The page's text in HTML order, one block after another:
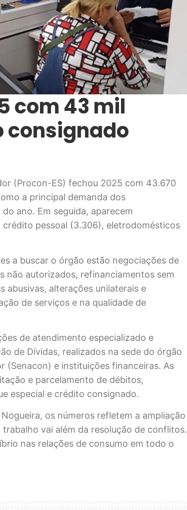
com 43 mil
consignado
(Procon-ES) fechou 2025 com 43.670
a principal demanda dos
ano. Em seguida, aparecem
pessoal (3.306), eletrodomésticos
a buscar o órgão estão negociações de
não autorizados, refinanciamentos sem
abusivas, alterações unilaterais e
de serviços e na qualidade de
de atendimento especializado e
de Dívidas, realizados na sede do órgão
(Senacon) e instituições financeiras. As
e parcelamento de débitos,
especial e crédito consignado.
os números refletem a ampliação
vai além da resolução de conflitos.
nas relações de consumo em todo o